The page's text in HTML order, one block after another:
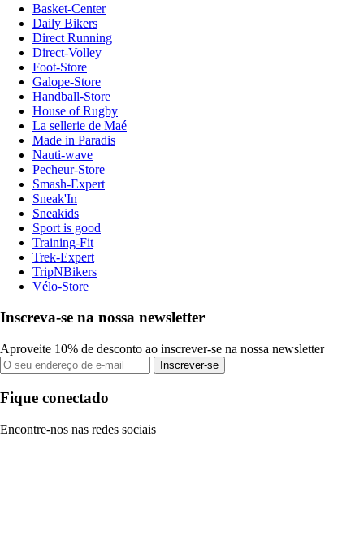
Basket-Center
Daily Bikers
Direct Running
Direct-Volley
Foot-Store
Galope-Store
Handball-Store
House of Rugby
La sellerie de Maé
Made in Paradis
Nauti-wave
Pecheur-Store
Smash-Expert
Sneak'In
Sneakids
Sport is good
Training-Fit
Trek-Expert
TripNBikers
Vélo-Store
Inscreva-se na nossa newsletter
Aproveite 10% de desconto ao inscrever-se na nossa newsletter
Inscrever-se
Fique conectado
Encontre-nos nas redes sociais